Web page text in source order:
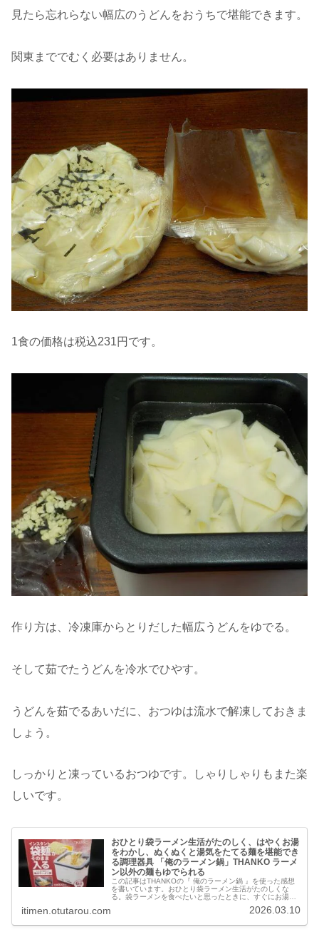
見たら忘れらない幅広のうどんをおうちで堪能できます。
関東まででむく必要はありません。
1食の価格は税込231円です。
作り方は、冷凍庫からとりだした幅広うどんをゆでる。
そして茹でたうどんを冷水でひやす。
うどんを茹でるあいだに、おつゆは流水で解凍しておきま
しょう。
しっかりと凍っているおつゆです。しゃりしゃりもまた楽
しいです。
おひとり袋ラーメン生活がたのしく、はやくお湯
をわかし、ぬくぬくと湯気をたてる麺を堪能でき
る調理器具 「俺のラーメン鍋」THANKO ラーメ
ン以外の麺もゆでられる
この記事はTHANKOの『 俺のラーメン鍋 』を使った感想
を書いています。おひとり袋ラーメン生活がたのしくな
る。袋ラーメンを食べたいと思ったときに、すぐにお湯を
itimen.otutarou.com 2026.03.10